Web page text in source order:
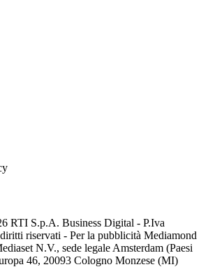
RTI S.p.A. Business Digital - P.Iva
riservati - Per la pubblicità Mediamond
N.V., sede legale Amsterdam (Paesi
46, 20093 Cologno Monzese (MI)